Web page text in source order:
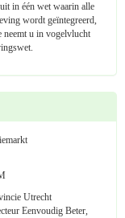
in één wet waarin alle
wordt geïntegreerd,
neemt u in vogelvlucht
Utrecht
Eenvoudig Beter,